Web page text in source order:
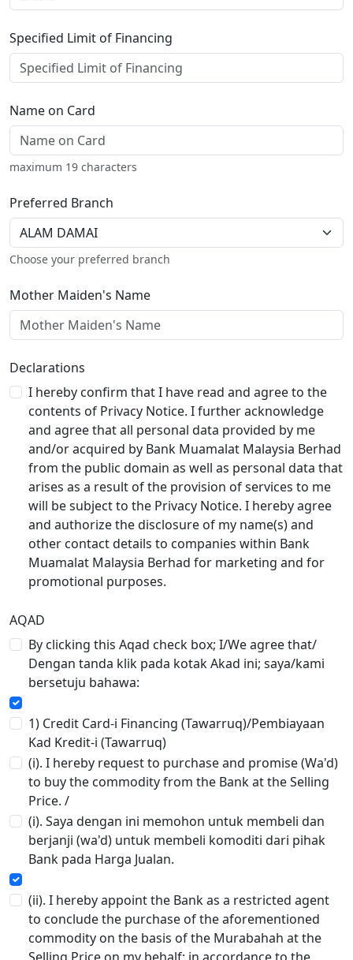
Specified Limit of Financing
Name on Card
maximum 19 characters
Preferred Branch
Choose your preferred branch
Mother Maiden's Name
Declarations
I hereby confirm that I have read and agree to the
contents of Privacy Notice. I further acknowledge
and agree that all personal data provided by me
and/or acquired by Bank Muamalat Malaysia Berhad
from the public domain as well as personal data that
arises as a result of the provision of services to me
will be subject to the Privacy Notice. I hereby agree
and authorize the disclosure of my name(s) and
other contact details to companies within Bank
Muamalat Malaysia Berhad for marketing and for
promotional purposes.
AQAD
By clicking this Aqad check box; I/We agree that/
Dengan tanda klik pada kotak Akad ini; saya/kami
bersetuju bahawa:
1) Credit Card-i Financing (Tawarruq)/Pembiayaan
Kad Kredit-i (Tawarruq)
(i). I hereby request to purchase and promise (Wa'd)
to buy the commodity from the Bank at the Selling
Price. /
(i). Saya dengan ini memohon untuk membeli dan
berjanji (wa'd) untuk membeli komoditi dari pihak
Bank pada Harga Jualan.
(ii). I hereby appoint the Bank as a restricted agent
to conclude the purchase of the aforementioned
commodity on the basis of the Murabahah at the